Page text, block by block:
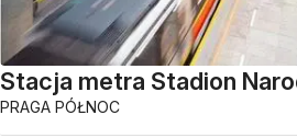
Stacja metra Stadion
PRAGA PÓŁNOC